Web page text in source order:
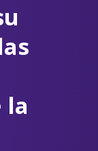
la